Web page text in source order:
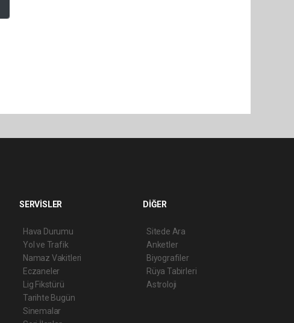
SERVİSLER
Hava Durumu
Yol ve Trafik
Namaz Vakitleri
Eczaneler
Lig Fikstürü
Tarihte Bugün
Sinemalar
DİĞER
Sitede Ara
Anketler
Biyografiler
Rüya Tabirleri
Astroloji